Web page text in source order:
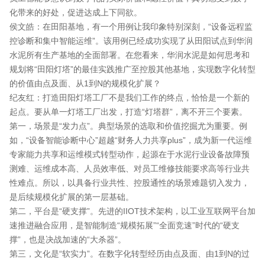
化带来的好处，促进达成上下同欲。
侯文皓：在田阳基地，有一个用例让我印象特别深刻，“设备远程监
控诊断和集中智能运维”。该用例已经成功实现了从田阳试点到华润
水泥所有生产基地的全面部署。在您看来，华润水泥是如何思考和
规划将“田阳灯塔”的最佳实践推广至控股其他基地，实现数字化转型
的价值由点及面、从1到N的规模化扩展？
纪友红：打造田阳灯塔工厂不是我们工作的终点，恰恰是一个新的
起点。要从单一灯塔工厂出发，打造“灯塔群”，离不开三个要素。
第一，场景是“发力点”。典型场景的选取和价值挖掘尤为重要。例
如，“设备智能诊断中心”超越“财务人力共享plus”，成为新一代运维
专家能力共享和运维模式转型动作，起源在于水泥行业设备故障预
测难、运维成本高、人员效率低、对员工维修技能要求高等行业共
性难点。所以，以具备行业共性、控股通性的场景难题切入发力，
是后续规模化扩展的第一层基础。
第二，平台是“硬支撑”。先进的IIOT技术架构，以工业互联网平台加
速推进融合应用，是智能制造“规模拓展”“全面竞速”时代的“硬支
撑”，也是决战加速的“大杀器”。
第三，文化是“软实力”。在数字化转型经历由点及面、由1到N的过